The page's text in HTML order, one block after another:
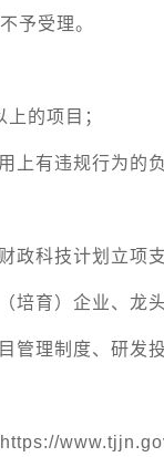
予受理。
的项目；
上有违规行为的
政科技计划立项
培育）企业、龙
管理制度、研发